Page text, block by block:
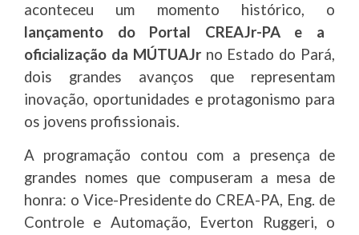
aconteceu um momento histórico, o
lançamento do Portal CREAJr-PA e a
oficialização da MÚTUAJrno Estado do Pará,
dois grandes avanços que representam
inovação, oportunidades e protagonismo para
os jovens profissionais.
A programação contou com a presença de
grandes nomes que compuseram a mesa de
honra: o Vice-Presidente do CREA-PA, Eng. de
Controle e Automação, Everton Ruggeri, o